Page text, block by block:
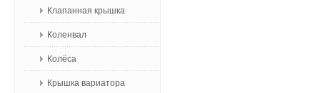
Клапанная крышка
Коленвал
Колёса
Крышка вариатора